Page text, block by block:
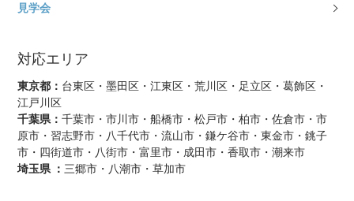
見学会
対応エリア
東京都： 台東区・墨田区・江東区・荒川区・足立区・葛飾区・
江戸川区
千葉県：千葉市・市川市・船橋市・松戸市・柏市・佐倉市・市
原市・習志野市・八千代市・流山市・鎌ケ谷市・東金市・銚子
市・四街道市・八街市・富里市・成田市・香取市・潮来市
埼玉県 ：三郷市・八潮市・草加市